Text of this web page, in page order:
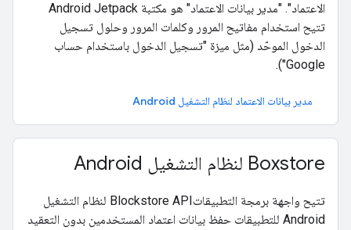
الاعتماد". "مدير بيانات الاعتماد" هو مكتبة Android Jetpack
تتيح استخدام مفاتيح المرور وكلمات المرور وحلول تسجيل
الدخول الموحّد (مثل ميزة "تسجيل الدخول باستخدام حساب
Google").
مدير بيانات الاعتماد لنظام التشغيل Android
Boxstore لنظام التشغيل Android
تتيح واجهة برمجة التطبيقاتBlockstore API لنظام التشغيل
Android للتطبيقات حفظ بيانات اعتماد المستخدمين بدون التعقيد